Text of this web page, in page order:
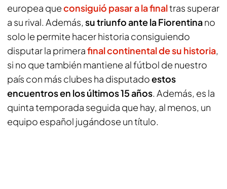
europea queconsiguió pasar a la finaltras superar
a su rival. Además, su triunfo ante la Fiorentinano
solo le permite hacer historia consiguiendo
disputar la primerafinal continental de su historia,
si no que también mantiene al fútbol de nuestro
país con más clubes ha disputadoestos
encuentros en los últimos 15 años. Además, es la
quinta temporada seguida que hay, al menos, un
equipo español jugándose un título.